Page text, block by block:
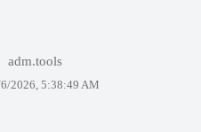
adm.tools
2026, 5:38:49 AM